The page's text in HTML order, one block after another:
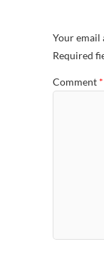
Your email
Required
Comment *